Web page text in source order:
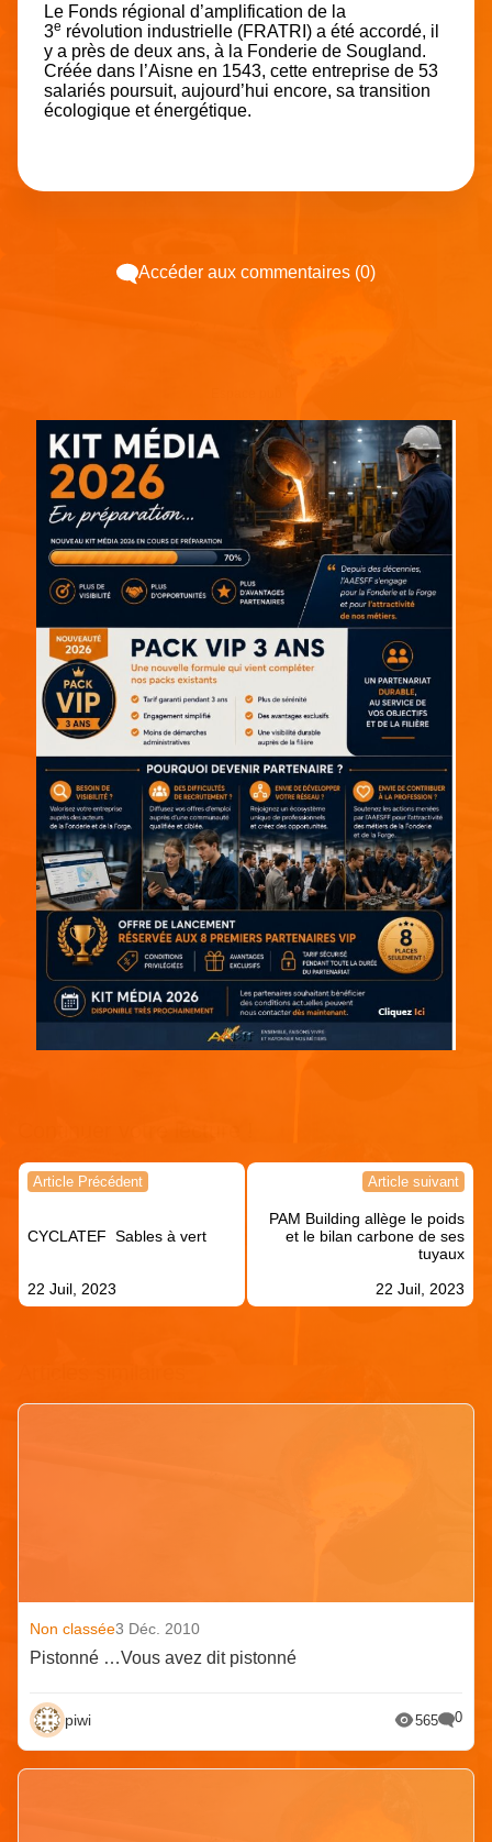
Le Fonds régional d’amplification de la
3e révolution industrielle (FRATRI) a été accordé, il
y a près de deux ans, à la Fonderie de Sougland.
Créée dans l’Aisne en 1543, cette entreprise de 53
salariés poursuit, aujourd’hui encore, sa transition
écologique et énergétique.
Accéder aux commentaires (0)
Navigation
l’article
Article Précédent
CYCLATEF Sables à vert
22 Juil, 2023
Article suivant
PAM Building allège le poids
et le bilan carbone de ses
tuyaux
22 Juil, 2023
Non classée3 Déc. 2010
Pistonné …Vous avez dit pistonné
piwi 565 0